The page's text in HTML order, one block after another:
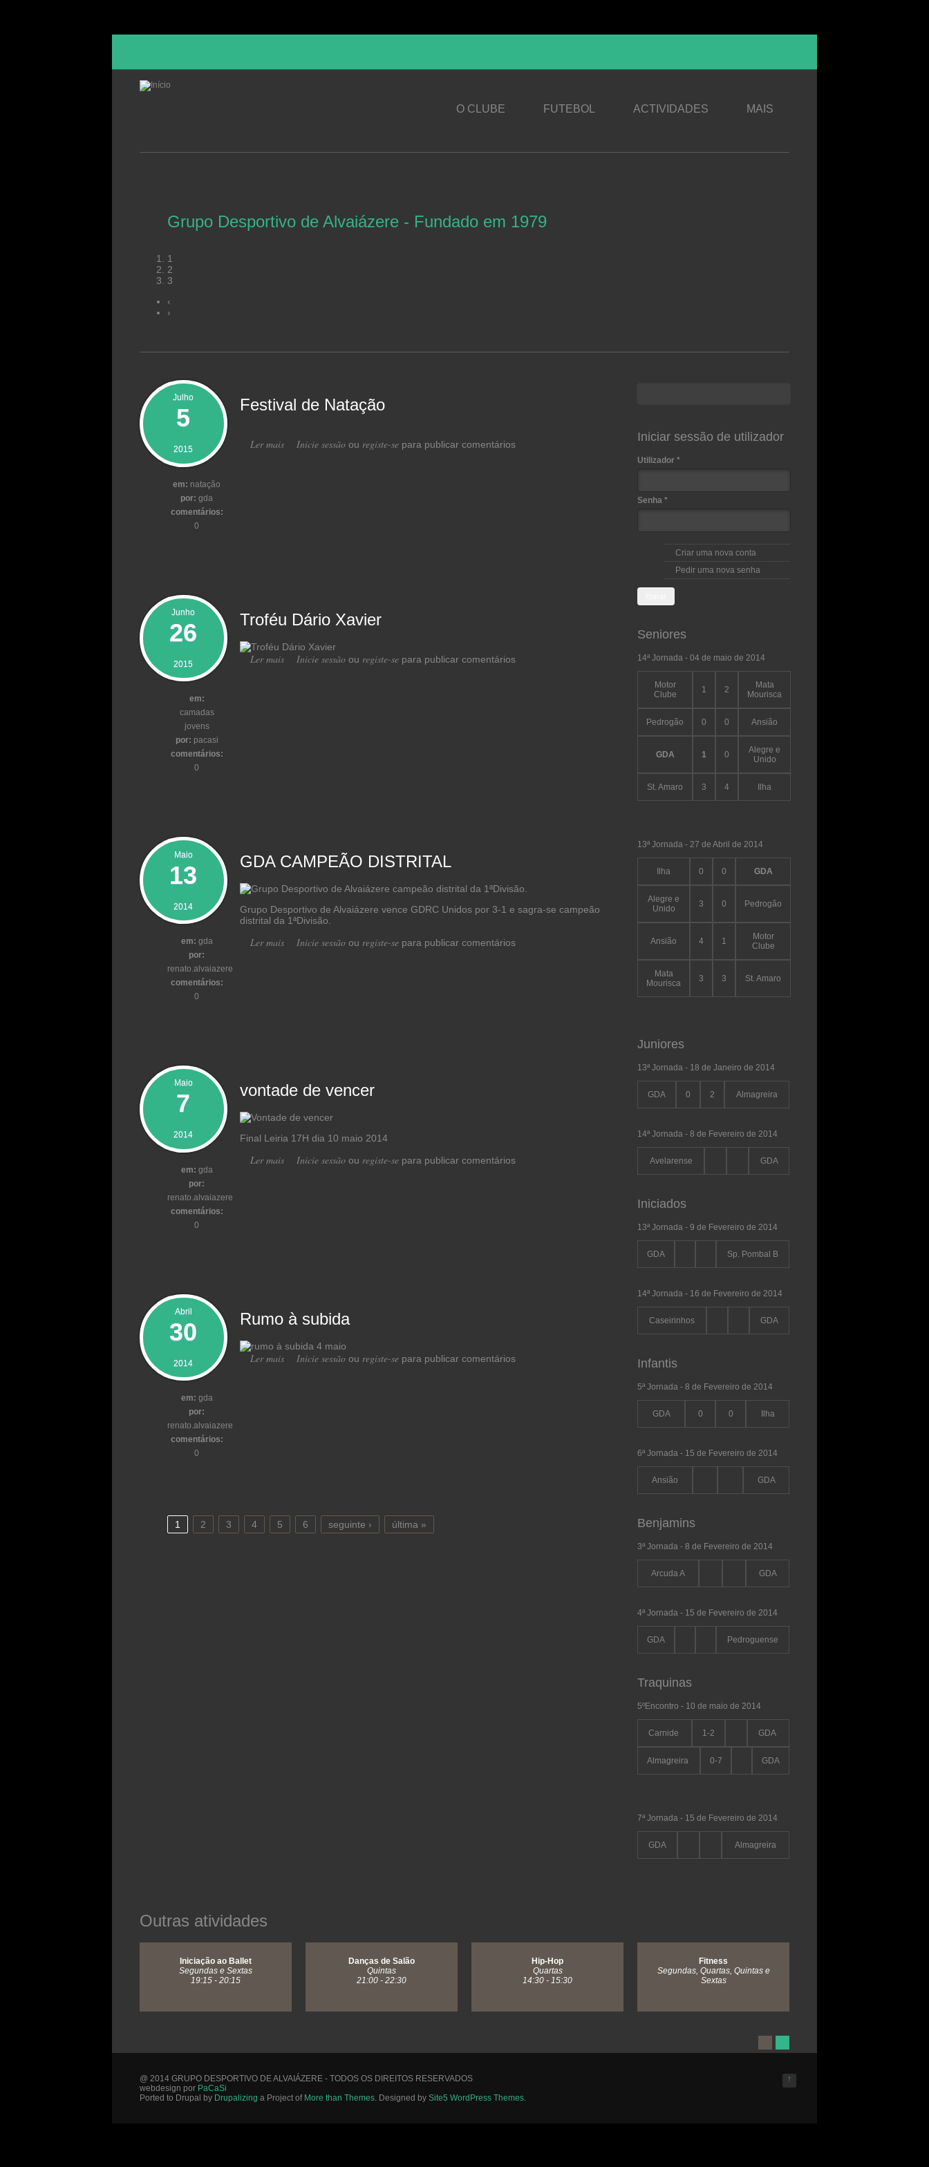
O CLUBE FUTEBOL ACTIVIDADES MAIS
de Alvaiázere - Fundado em 1979
1
2
3
‹
›
Julho
5
2015
em: natação
por: gda
comentários:
0
Festival de Natação
Ler mais acerca de Festival de Natação
Inicie sessão ou registe-se para publicar comentários
Junho
26
2015
em:
camadas
jovens
por: pacasi
comentários:
0
Troféu Dário Xavier
Ler mais acerca de Troféu Dário Xavier
Inicie sessão ou registe-se para publicar comentários
Maio
13
2014
em: gda
por:
renato.alvaiazere
comentários:
0
GDA CAMPEÃO DISTRITAL
Grupo Desportivo de Alvaiázere vence GDRC Unidos por 3-1 e sagra-se campeão
distrital da 1ªDivisão.
Ler mais acerca de GDA CAMPEÃO DISTRITAL
Inicie sessão ou registe-se para publicar comentários
Maio
7
2014
em: gda
por:
renato.alvaiazere
comentários:
0
vontade de vencer
Final Leiria 17H dia 10 maio 2014
Ler mais acerca de vontade de vencer
Inicie sessão ou registe-se para publicar comentários
Abril
30
2014
em: gda
por:
renato.alvaiazere
comentários:
0
Rumo à subida
Ler mais acerca de Rumo à subida
Inicie sessão ou registe-se para publicar comentários
1 2 3 4 5 6 seguinte › última »
Iniciar sessão de utilizador
Utilizador *
Senha *
Criar uma nova conta
Pedir uma nova senha
Seniores
14ª Jornada - 04 de maio de 2014
Motor
Clube
1 2
Mata
Mourisca
Pedrogão 0 0 Ansião
GDA 1 0
Alegre e
Unido
St. Amaro 3 4 Ilha
13ª Jornada - 27 de Abril de 2014
Ilha 0 0 GDA
Alegre e
Unido
3 0 Pedrogão
Ansião 4 1
Motor
Clube
Mata
Mourisca
3 3 St. Amaro
Juniores
13ª Jornada - 18 de Janeiro de 2014
GDA 0 2 Almagreira
14ª Jornada - 8 de Fevereiro de 2014
Avelarense GDA
Iniciados
13ª Jornada - 9 de Fevereiro de 2014
GDA Sp. Pombal B
14ª Jornada - 16 de Fevereiro de 2014
Caseirinhos GDA
Infantis
5ª Jornada - 8 de Fevereiro de 2014
GDA 0 0 Ilha
6ª Jornada - 15 de Fevereiro de 2014
Ansião GDA
Benjamins
3ª Jornada - 8 de Fevereiro de 2014
Arcuda A GDA
4ª Jornada - 15 de Fevereiro de 2014
GDA Pedroguense
Traquinas
5ºEncontro - 10 de maio de 2014
Carnide 1-2 GDA
Almagreira 0-7 GDA
7ª Jornada - 15 de Fevereiro de 2014
GDA Almagreira
Outras atividades
Iniciação ao Ballet
Segundas e Sextas
19:15 - 20:15
Danças de Salão
Quintas
21:00 - 22:30
Hip-Hop
Quartas
14:30 - 15:30
Fitness
Segundas, Quartas, Quintas e
Sextas
↑
@ 2014 GRUPO DESPORTIVO DE ALVAIÁZERE - TODOS OS DIREITOS RESERVADOS
webdesign por PaCaSi
Ported to Drupal by Drupalizing a Project of More than Themes. Designed by Site5 WordPress Themes.